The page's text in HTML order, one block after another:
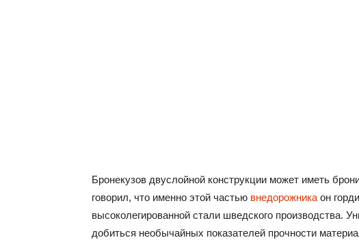
Бронекузов двуслойной конструкции может иметь
говорил, что именно этой частью внедорожника он
высоколегированной стали шведского производства.
добиться необычайных показателей прочности